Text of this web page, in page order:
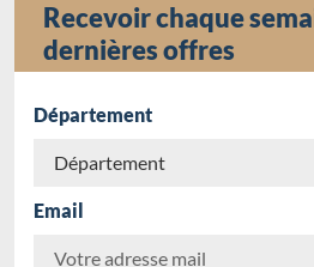
Recevoir chaque
dernières offres
Département
Email